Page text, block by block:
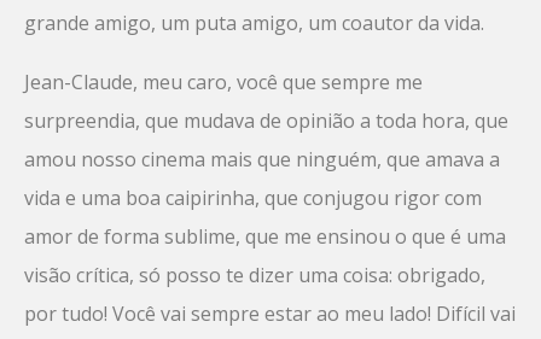
grande amigo, um puta amigo, um coautor da vida.
Jean-Claude, meu caro, você que sempre me
surpreendia, que mudava de opinião a toda hora, que
amou nosso cinema mais que ninguém, que amava a
vida e uma boa caipirinha, que conjugou rigor com
amor de forma sublime, que me ensinou o que é uma
visão crítica, só posso te dizer uma coisa: obrigado,
por tudo! Você vai sempre estar ao meu lado! Difícil vai